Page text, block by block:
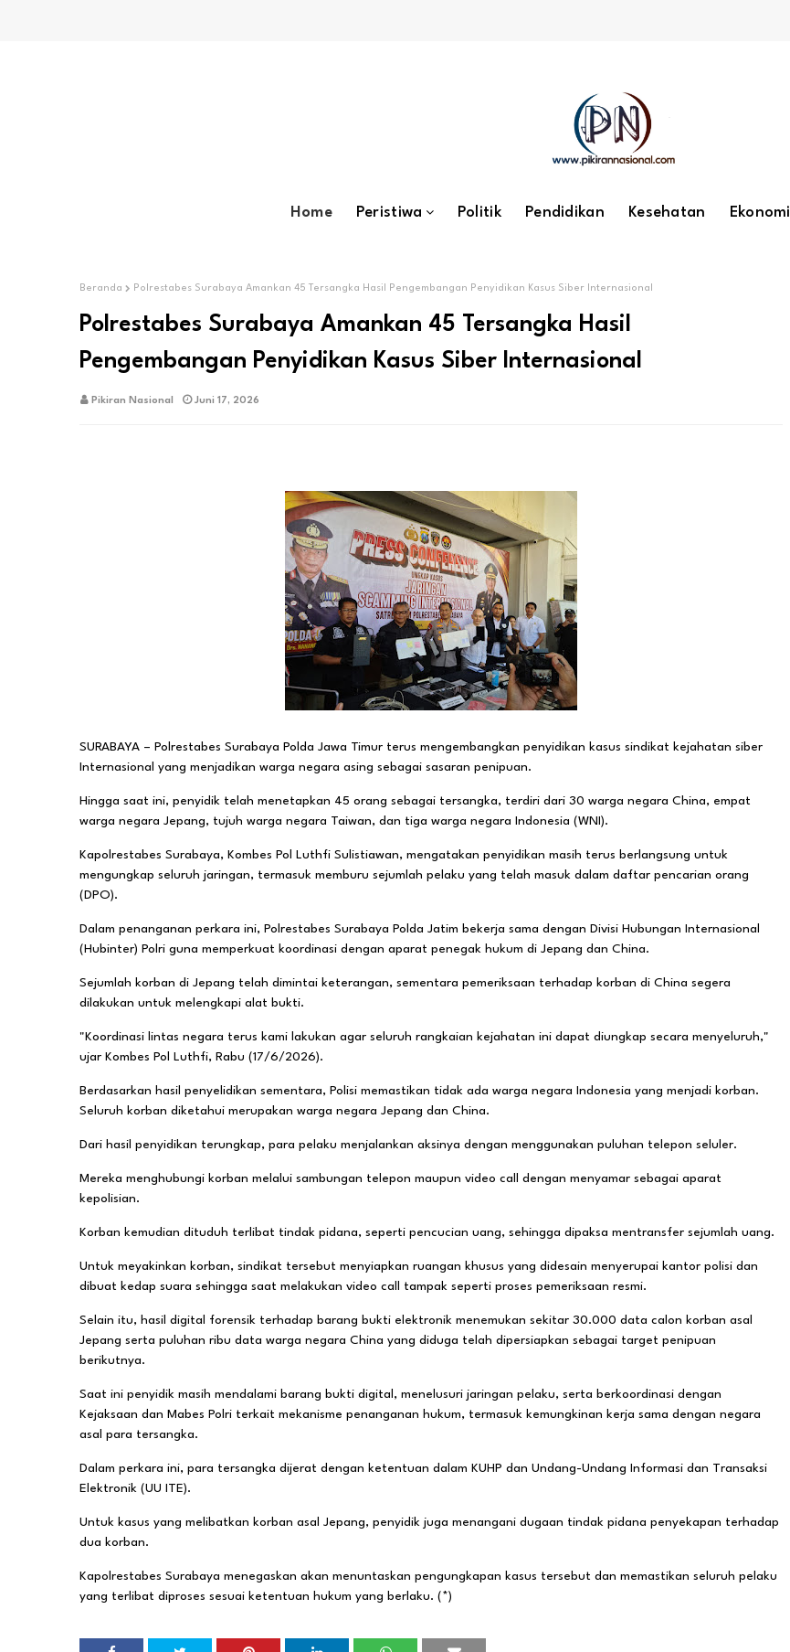
Home Peristiwa Politik Pendidikan Kesehatan Ekonomi
Beranda Polrestabes Surabaya Amankan 45 Tersangka Hasil Pengembangan Penyidikan Kasus Siber Internasional
Polrestabes Surabaya Amankan 45 Tersangka Hasil
Pengembangan Penyidikan Kasus Siber Internasional
Pikiran Nasional Juni 17, 2026
SURABAYA – Polrestabes Surabaya Polda Jawa Timur terus mengembangkan penyidikan kasus sindikat kejahatan siber
Internasional yang menjadikan warga negara asing sebagai sasaran penipuan.
Hingga saat ini, penyidik telah menetapkan 45 orang sebagai tersangka, terdiri dari 30 warga negara China, empat
warga negara Jepang, tujuh warga negara Taiwan, dan tiga warga negara Indonesia (WNI).
Kapolrestabes Surabaya, Kombes Pol Luthfi Sulistiawan, mengatakan penyidikan masih terus berlangsung untuk
mengungkap seluruh jaringan, termasuk memburu sejumlah pelaku yang telah masuk dalam daftar pencarian orang
(DPO).
Dalam penanganan perkara ini, Polrestabes Surabaya Polda Jatim bekerja sama dengan Divisi Hubungan Internasional
(Hubinter) Polri guna memperkuat koordinasi dengan aparat penegak hukum di Jepang dan China.
Sejumlah korban di Jepang telah dimintai keterangan, sementara pemeriksaan terhadap korban di China segera
dilakukan untuk melengkapi alat bukti.
"Koordinasi lintas negara terus kami lakukan agar seluruh rangkaian kejahatan ini dapat diungkap secara menyeluruh,"
ujar Kombes Pol Luthfi, Rabu (17/6/2026).
Berdasarkan hasil penyelidikan sementara, Polisi memastikan tidak ada warga negara Indonesia yang menjadi korban.
Seluruh korban diketahui merupakan warga negara Jepang dan China.
Dari hasil penyidikan terungkap, para pelaku menjalankan aksinya dengan menggunakan puluhan telepon seluler.
Mereka menghubungi korban melalui sambungan telepon maupun video call dengan menyamar sebagai aparat
kepolisian.
Korban kemudian dituduh terlibat tindak pidana, seperti pencucian uang, sehingga dipaksa mentransfer sejumlah uang.
Untuk meyakinkan korban, sindikat tersebut menyiapkan ruangan khusus yang didesain menyerupai kantor polisi dan
dibuat kedap suara sehingga saat melakukan video call tampak seperti proses pemeriksaan resmi.
Selain itu, hasil digital forensik terhadap barang bukti elektronik menemukan sekitar 30.000 data calon korban asal
Jepang serta puluhan ribu data warga negara China yang diduga telah dipersiapkan sebagai target penipuan
berikutnya.
Saat ini penyidik masih mendalami barang bukti digital, menelusuri jaringan pelaku, serta berkoordinasi dengan
Kejaksaan dan Mabes Polri terkait mekanisme penanganan hukum, termasuk kemungkinan kerja sama dengan negara
asal para tersangka.
Dalam perkara ini, para tersangka dijerat dengan ketentuan dalam KUHP dan Undang-Undang Informasi dan Transaksi
Elektronik (UU ITE).
Untuk kasus yang melibatkan korban asal Jepang, penyidik juga menangani dugaan tindak pidana penyekapan terhadap
dua korban.
Kapolrestabes Surabaya menegaskan akan menuntaskan pengungkapan kasus tersebut dan memastikan seluruh pelaku
yang terlibat diproses sesuai ketentuan hukum yang berlaku. (*)